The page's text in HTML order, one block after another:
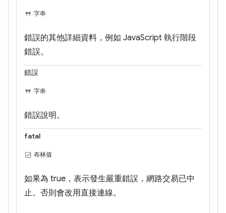
字串
錯誤的其他詳細資料，例如 JavaScript 執行階段
錯誤。
錯誤
字串
錯誤說明。
fatal
布林值
如果為 true，表示發生嚴重錯誤，網路交易已中
止。否則會改用直接連線。